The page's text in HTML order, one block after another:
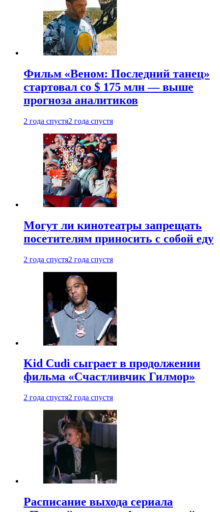
Фильм «Веном: Последний танец»
стартовал со $ 175 млн — выше
прогноза аналитиков
2 года спустя2 года спустя
Могут ли кинотеатры запрещать
посетителям приносить с собой еду
2 года спустя2 года спустя
Kid Cudi сыграет в продолжении
фильма «Счастливчик Гилмор»
2 года спустя2 года спустя
Расписание выхода сериала